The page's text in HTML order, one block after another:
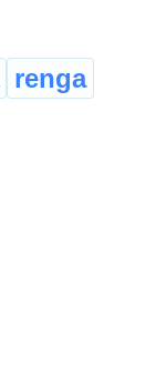
renga